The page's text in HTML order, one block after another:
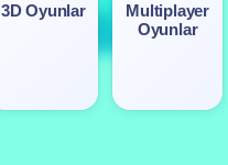
3D Oyunlar
Multiplayer
Oyunlar